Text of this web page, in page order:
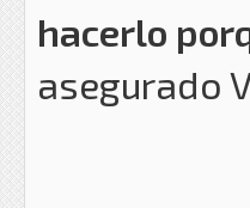
hacerlo
asegurado